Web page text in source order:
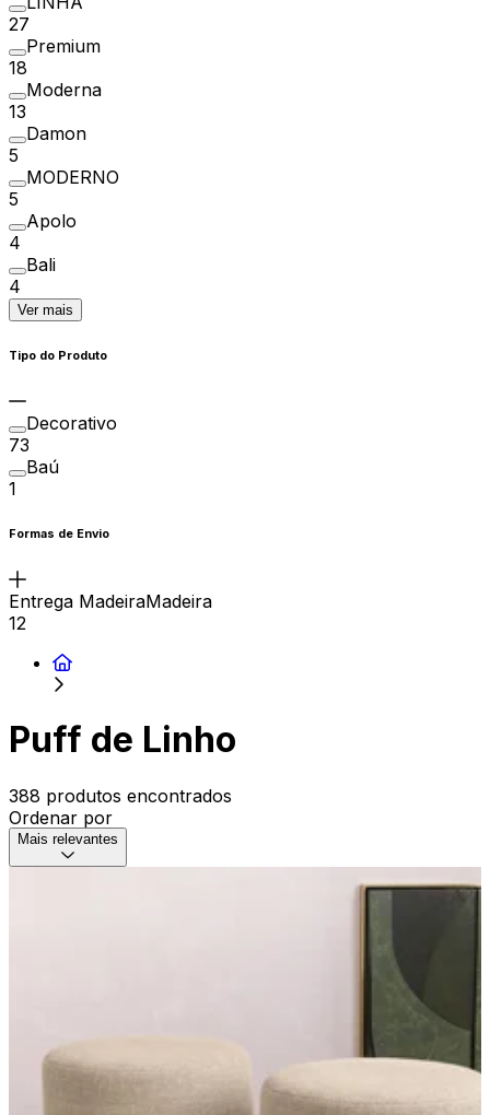
27
Premium
18
Moderna
13
Damon
5
MODERNO
5
Apolo
4
Bali
4
Ver mais
Tipo do Produto
Decorativo
73
Baú
1
Formas de Envio
Entrega MadeiraMadeira
12
Puff de Linho
388 produtos encontrados
Ordenar por
Mais relevantes